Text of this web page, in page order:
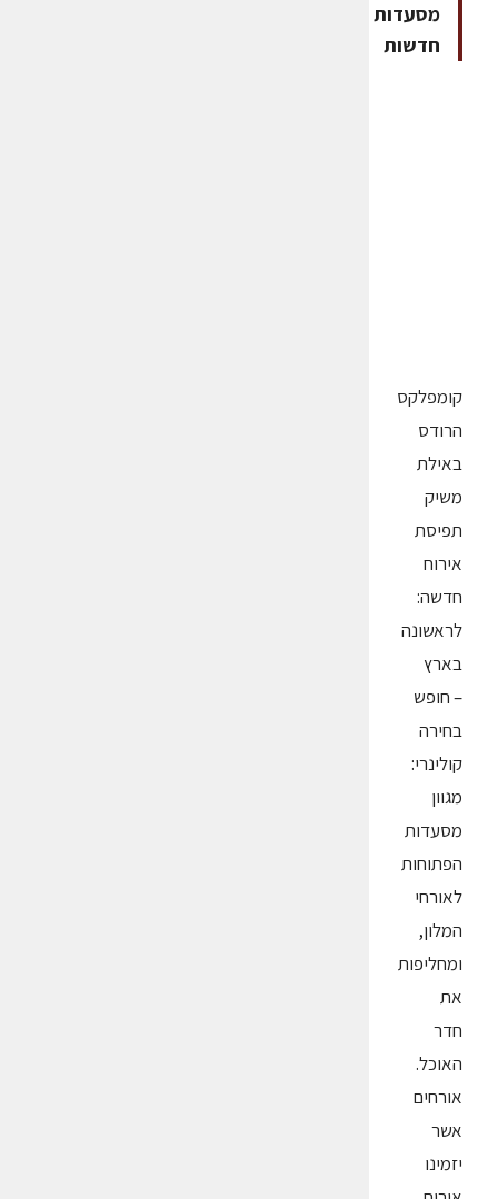
מסעדות
חדשות
קומפלקס
הרודס
באילת
משיק
תפיסת
אירוח
חדשה:
לראשונה
בארץ
– חופש
בחירה
קולינרי:
מגוון
מסעדות
הפתוחות
לאורחי
המלון,
ומחליפות
את
חדר
האוכל.
אורחים
אשר
יזמינו